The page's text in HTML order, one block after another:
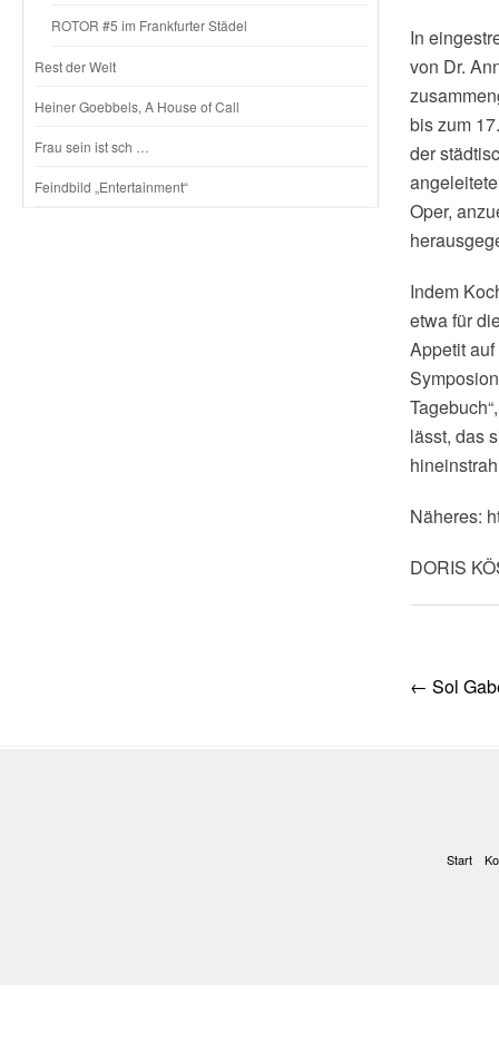
ROTOR #5 im Frankfurter Städel
Rest der Welt
Heiner Goebbels, A House of Call
Frau sein ist sch …
Feindbild „Entertainment“
In
von Dr.
bis zum
der
Oper,
Indem
etwa für
Appetit
lässt, das
Näheres:
DORIS
Post
← Sol
Start